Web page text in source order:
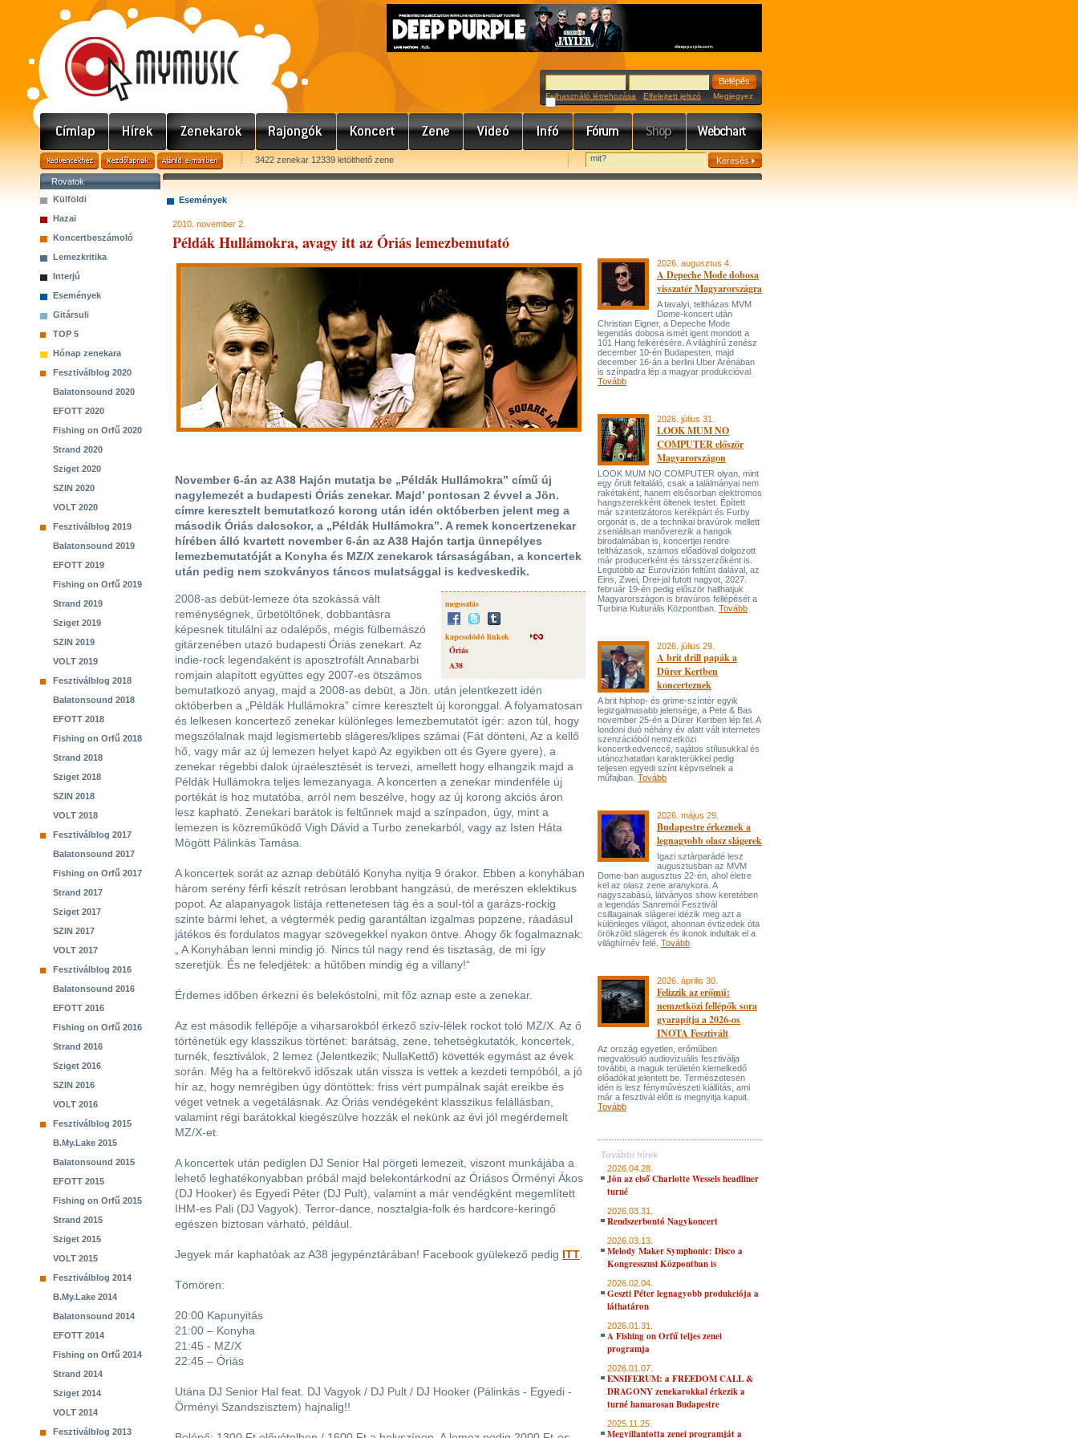
Felhasználó létrehozása Elfelejtett jelszó Megjegyez
3422 zenekar 12339 letölthető zene
Rovatok
Külföldi
Hazai
Koncertbeszámoló
Lemezkritika
Interjú
Események
Gitársuli
TOP 5
Hónap zenekara
Fesztiválblog 2020
Balatonsound 2020
EFOTT 2020
Fishing on Orfű 2020
Strand 2020
Sziget 2020
SZIN 2020
VOLT 2020
Fesztiválblog 2019
Balatonsound 2019
EFOTT 2019
Fishing on Orfű 2019
Strand 2019
Sziget 2019
SZIN 2019
VOLT 2019
Fesztiválblog 2018
Balatonsound 2018
EFOTT 2018
Fishing on Orfű 2018
Strand 2018
Sziget 2018
SZIN 2018
VOLT 2018
Fesztiválblog 2017
Balatonsound 2017
Fishing on Orfű 2017
Strand 2017
Sziget 2017
SZIN 2017
VOLT 2017
Fesztiválblog 2016
Balatonsound 2016
EFOTT 2016
Fishing on Orfű 2016
Strand 2016
Sziget 2016
SZIN 2016
VOLT 2016
Fesztiválblog 2015
B.My.Lake 2015
Balatonsound 2015
EFOTT 2015
Fishing on Orfű 2015
Strand 2015
Sziget 2015
VOLT 2015
Fesztiválblog 2014
B.My.Lake 2014
Balatonsound 2014
EFOTT 2014
Fishing on Orfű 2014
Strand 2014
Sziget 2014
VOLT 2014
Fesztiválblog 2013
Események
2010. november 2.
Példák Hullámokra, avagy itt az Óriás lemezbemutató
November 6-án az A38 Hajón mutatja be „Példák Hullámokra” című új
nagylemezét a budapesti Óriás zenekar. Majd’ pontosan 2 évvel a Jön.
címre keresztelt bemutatkozó korong után idén októberben jelent meg a
második Óriás dalcsokor, a „Példák Hullámokra”. A remek koncertzenekar
hírében álló kvartett november 6-án az A38 Hajón tartja ünnepélyes
lemezbemutatóját a Konyha és MZ/X zenekarok társaságában, a koncertek
után pedig nem szokványos táncos mulatsággal is kedveskedik.
megosztás
kapcsolódó linkek
Óriás
A38
2008-as debüt-lemeze óta szokássá vált
reménységnek, űrbetöltőnek, dobbantásra
képesnek titulálni az odalépős, mégis fülbemászó
gitárzenében utazó budapesti Óriás zenekart. Az
indie-rock legendaként is aposztrofált Annabarbi
romjain alapított együttes egy 2007-es ötszámos
bemutatkozó anyag, majd a 2008-as debüt, a Jön. után jelentkezett idén
októberben a „Példák Hullámokra” címre keresztelt új koronggal. A folyamatosan
és lelkesen koncertező zenekar különleges lemezbemutatót ígér: azon túl, hogy
megszólalnak majd legismertebb slágeres/klipes számai (Fát dönteni, Az a kellő
hő, vagy már az új lemezen helyet kapó Az egyikben ott és Gyere gyere), a
zenekar régebbi dalok újraélesztését is tervezi, amellett hogy elhangzik majd a
Példák Hullámokra teljes lemezanyaga. A koncerten a zenekar mindenféle új
portékát is hoz mutatóba, arról nem beszélve, hogy az új korong akciós áron
lesz kapható. Zenekari barátok is feltűnnek majd a színpadon, úgy, mint a
lemezen is közreműködő Vigh Dávid a Turbo zenekarból, vagy az Isten Háta
Mögött Pálinkás Tamása.
A koncertek sorát az aznap debütáló Konyha nyitja 9 órakor. Ebben a konyhában
három serény férfi készít retrósan lerobbant hangzású, de merészen eklektikus
popot. Az alapanyagok listája rettenetesen tág és a soul-tól a garázs-rockig
szinte bármi lehet, a végtermék pedig garantáltan izgalmas popzene, ráadásul
játékos és fordulatos magyar szövegekkel nyakon öntve. Ahogy ők fogalmaznak:
„ A Konyhában lenni mindig jó. Nincs túl nagy rend és tisztaság, de mi így
szeretjük. És ne feledjétek: a hűtőben mindig ég a villany!“
Érdemes időben érkezni és belekóstolni, mit főz aznap este a zenekar.
Az est második fellépője a viharsarokból érkező szív-lélek rockot toló MZ/X. Az ő
történetük egy klasszikus történet: barátság, zene, tehetségkutatók, koncertek,
turnék, fesztiválok, 2 lemez (Jelentkezik; NullaKettő) követték egymást az évek
során. Még ha a feltörekvő időszak után vissza is vettek a kezdeti tempóból, a jó
hír az, hogy nemrégiben úgy döntöttek: friss vért pumpálnak saját ereikbe és
véget vetnek a vegetálásnak. Az Óriás vendégeként klasszikus felállásban,
valamint régi barátokkal kiegészülve hozzák el nekünk az évi jól megérdemelt
MZ/X-et.
A koncertek után pediglen DJ Senior Hal pörgeti lemezeit, viszont munkájába a
lehető leghatékonyabban próbál majd belekontárkodni az Óriásos Örményi Ákos
(DJ Hooker) és Egyedi Péter (DJ Pult), valamint a már vendégként megemlített
IHM-es Pali (DJ Vagyok). Terror-dance, nosztalgia-folk és hardcore-keringő
egészen biztosan várható, például.
Jegyek már kaphatóak az A38 jegypénztárában! Facebook gyülekező pedig ITT
Tömören:
20:00 Kapunyitás
21:00 – Konyha
21:45 - MZ/X
22:45 – Óriás
Utána DJ Senior Hal feat. DJ Vagyok / DJ Pult / DJ Hooker (Pálinkás - Egyedi -
Örményi Szandszisztem) hajnalig!!
2026. augusztus 4.
A Depeche Mode dobosa
visszatér Magyarországra
A tavalyi, teltházas MVM
Dome-koncert után
Christian Eigner, a Depeche Mode
legendás dobosa ismét igent mondott a
101 Hang felkérésére. A világhírű zenész
december 10-én Budapesten, majd
december 16-án a berlini Uber Arénában
is színpadra lép a magyar produkcióval.
Tovább
2026. július 31.
LOOK MUM NO
COMPUTER először
Magyarországon
LOOK MUM NO COMPUTER olyan, mint
egy őrült feltaláló, csak a találmányai nem
rakétaként, hanem elsősorban elektromos
hangszerekként öltenek testet. Épített
már szintetizátoros kerékpárt és Furby
orgonát is, de a technikai bravúrok mellett
zseniálisan manőverezik a hangok
birodalmában is, koncertjei rendre
teltházasok, számos előadóval dolgozott
már producerként és társszerzőként is.
Legutóbb az Eurovízión feltűnt dalával, az
Eins, Zwei, Drei-jal futott nagyot, 2027.
február 19-én pedig először hallhatjuk
Magyarországon is bravúros fellépését a
Turbina Kulturális Központban. Tovább
2026. július 29.
A brit drill papák a
Dürer Kertben
koncerteznek
A brit hiphop- és grime-színtér egyik
legizgalmasabb jelensége, a Pete & Bas
november 25-én a Dürer Kertben lép fel. A
londoni duó néhány év alatt vált internetes
szenzációból nemzetközi
koncertkedvenccé, sajátos stílusukkal és
utánozhatatlan karakterükkel pedig
teljesen egyedi színt képviselnek a
műfajban. Tovább
2026. május 29.
Budapestre érkeznek a
legnagyobb olasz slágerek
Igazi sztárparádé lesz
augusztusban az MVM
Dome-ban augusztus 22-én, ahol életre
kel az olasz zene aranykora. A
nagyszabású, látványos show keretében
a legendás Sanremói Fesztivál
csillagainak slágerei idézik meg azt a
különleges világot, ahonnan évtizedek óta
örökzöld slágerek és ikonok indultak el a
világhírnév felé. Tovább
2026. április 30.
Felizzik az erőmű:
nemzetközi fellépők sora
gyarapítja a 2026-os
INOTA Fesztivált
Az ország egyetlen, erőműben
megvalósuló audiovizuális fesztiválja
további, a maguk területén kiemelkedő
előadókat jelentett be. Természetesen
idén is lesz fényművészeti kiállítás, ami
már a fesztivál előtt is megnyitja kapuit.
Tovább
További hírek
2026.04.28.
Jön az első Charlotte Wessels headliner
turné
2026.03.31.
Rendszerbontó Nagykoncert
2026.03.13.
Melody Maker Symphonic: Disco a
Kongresszusi Központban is
2026.02.04.
Geszti Péter legnagyobb produkciója a
láthatáron
2026.01.31.
A Fishing on Orfű teljes zenei
programja
2026.01.07.
ENSIFERUM: a FREEDOM CALL &
DRAGONY zenekarokkal érkezik a
turné hamarosan Budapestre
2025.11.25.
Megvillantotta zenei programját a